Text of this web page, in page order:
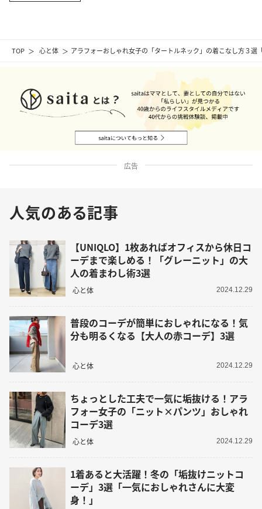
TOP 心と体 アラフォーおしゃれ女子の「タートルネック」の着こなし方３選
広告
人気のある記事
【UNIQLO】1枚あればオフィスから休日コ
ーデまで楽しめる！「グレーニット」の大
人の着まわし術3選
心と体 2024.12.29
普段のコーデが簡単におしゃれになる！気
分も明るくなる【大人の赤コーデ】3選
心と体 2024.12.29
ちょっとした工夫で一気に垢抜ける！アラ
フォー女子の「ニット×パンツ」おしゃれ
コーデ3選
心と体 2024.12.29
1着あると大活躍！冬の「垢抜けニットコ
ーデ」3選「一気におしゃれさんに大変
身！」